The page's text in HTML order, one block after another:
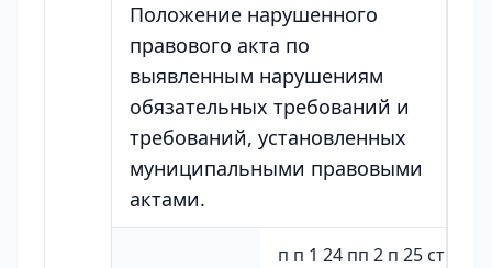
Положение нарушенного
правового акта по
выявленным нарушениям
обязательных требований и
требований, установленных
муниципальными правовыми
актами.
п п 1 24 пп 2 п 25 ст 11